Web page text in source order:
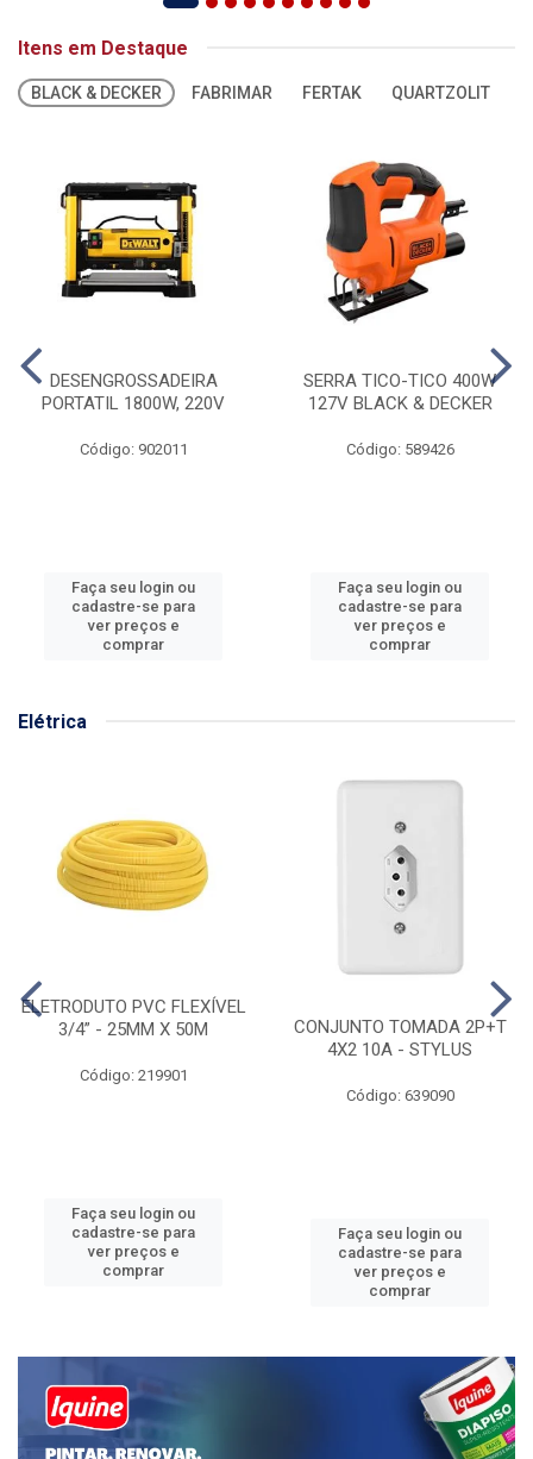
Itens em Destaque
BLACK & DECKER FABRIMAR FERTAK QUARTZOLIT
DESENGROSSADEIRA
PORTATIL 1800W, 220V
Código: 902011
Faça seu login ou
cadastre-se para
ver preços e
comprar
SERRA TICO-TICO 400W
127V BLACK & DECKER
Código: 589426
Faça seu login ou
cadastre-se para
ver preços e
comprar
Elétrica
ELETRODUTO PVC FLEXÍVEL
3/4” - 25MM X 50M
Código: 219901
Faça seu login ou
cadastre-se para
ver preços e
comprar
CONJUNTO TOMADA 2P+T
4X2 10A - STYLUS
Código: 639090
Faça seu login ou
cadastre-se para
ver preços e
comprar